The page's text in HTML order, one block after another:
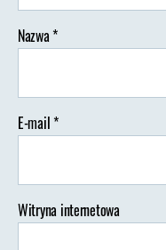
Nazwa*
E-mail*
Witryna internetowa